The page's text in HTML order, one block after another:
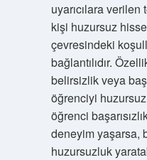
uyarıcılara
kişi huzursuz
çevresindeki
bağlantılıdır.
belirsizlik veya
öğrenciyi
öğrenci
deneyim yaşarsa,
huzursuzluk